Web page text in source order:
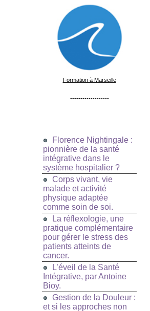
Formation à Marseille
-------------------
Florence Nightingale :
pionnière de la santé
intégrative dans le
système hospitalier ?
Corps vivant, vie
malade et activité
physique adaptée
comme soin de soi.
La réflexologie, une
pratique complémentaire
pour gérer le stress des
patients atteints de
cancer.
L’éveil de la Santé
Intégrative, par Antoine
Bioy.
Gestion de la Douleur :
et si les approches non